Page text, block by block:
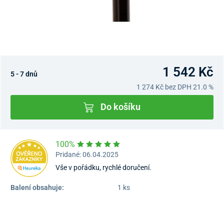
5 - 7 dnů 1 542 Kč
1 274 Kč bez DPH 21.0 %
Do košíku
100%
Pridané: 06.04.2025
Vše v pořádku, rychlé doručení.
Balení obsahuje:
1 ks